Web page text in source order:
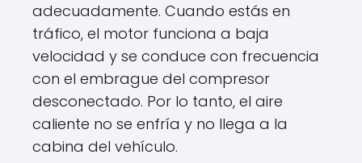
adecuadamente. Cuando estás en
tráfico, el motor funciona a baja
velocidad y se conduce con frecuencia
con el embrague del compresor
desconectado. Por lo tanto, el aire
caliente no se enfría y no llega a la
cabina del vehículo.